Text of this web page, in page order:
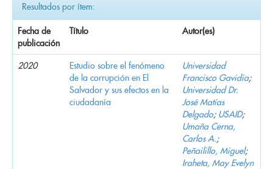
Resultados por ítem:
Fecha de
publicación
Título Autor(es)
2020
Estudio sobre el fenómeno
de la corrupción en El
Salvador y sus efectos en la
ciudadanía
Universidad
Francisco Gavidia;
Universidad Dr.
José Matías
Delgado; USAID;
Umaña Cerna,
Carlos A.;
Peñailillo, Miguel;
Iraheta, May Evelyn